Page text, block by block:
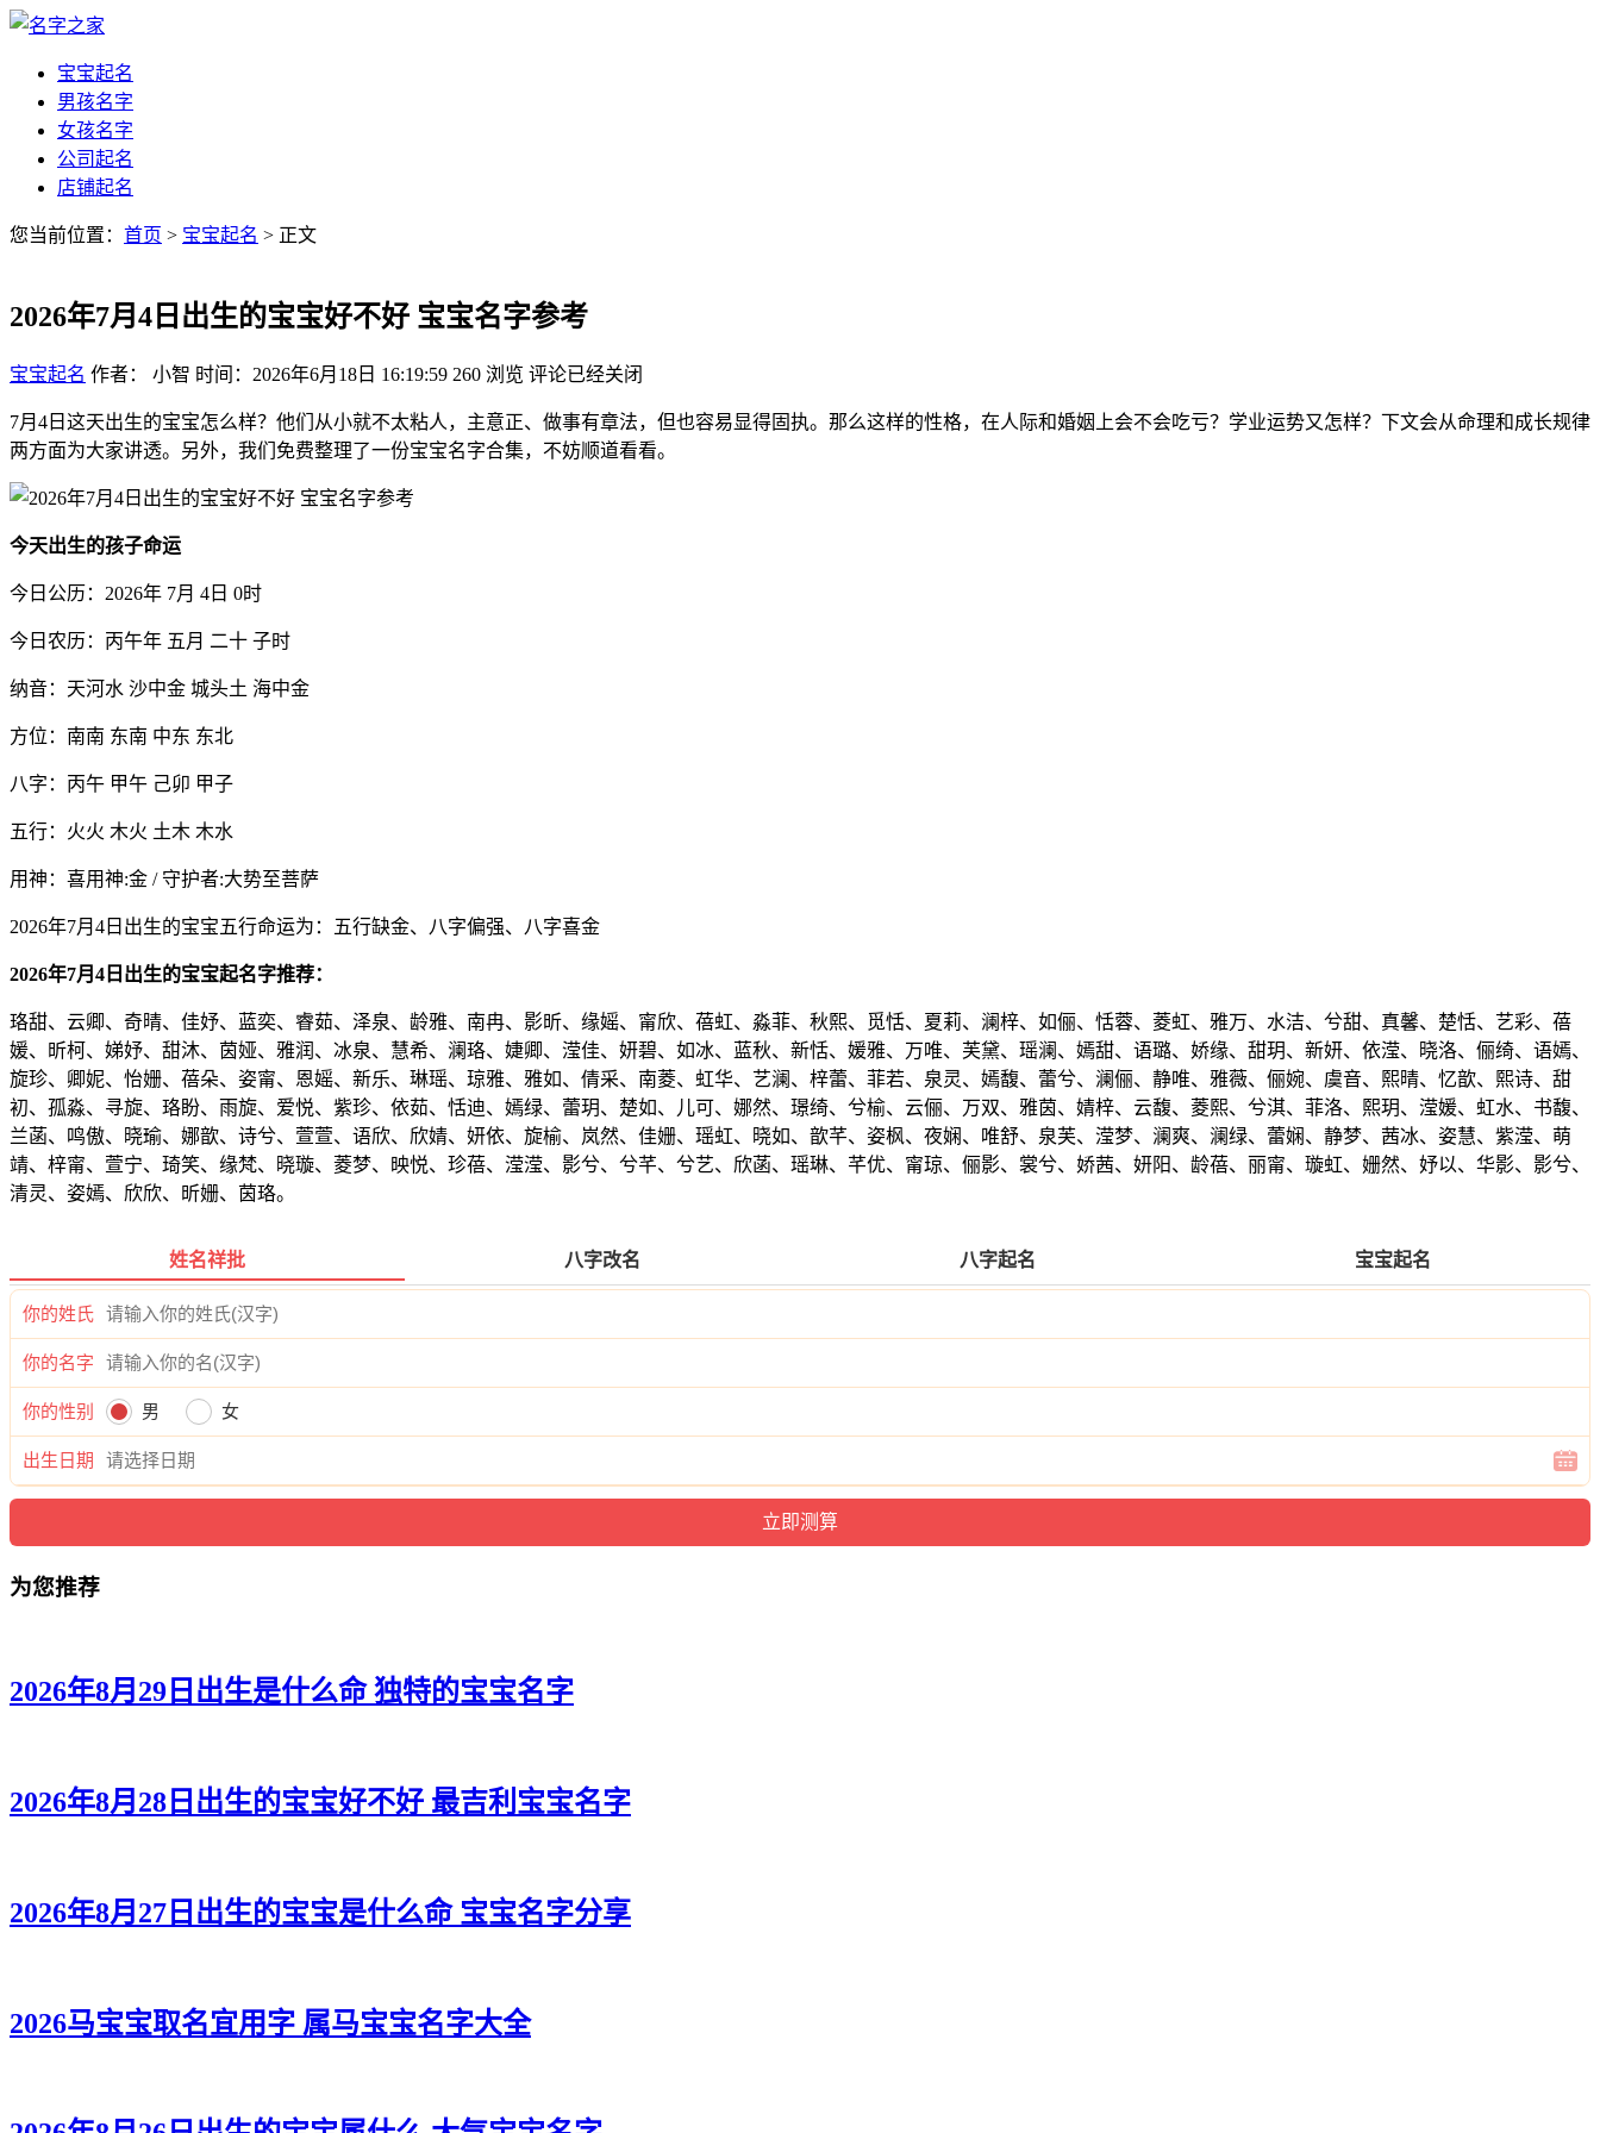
宝宝起名
男孩名字
女孩名字
公司起名
店铺起名
您当前位置： 首页 > 宝宝起名 > 正文
2026年7月4日出生的宝宝好不好 宝宝名字参考
宝宝起名 作者： 小智 时间：2026年6月18日 16:19:59 260 浏览 评论已经关闭
7月4日这天出生的宝宝怎么样？他们从小就不太粘人，主意正、做事有章法，但也容易显得固执。那么这样的性格，在人际和婚姻上会不会吃亏？学业运势又怎样？下文会从命理和成长规律
两方面为大家讲透。另外，我们免费整理了一份宝宝名字合集，不妨顺道看看。
今天出生的孩子命运
今日公历：2026年 7月 4日 0时
今日农历：丙午年 五月 二十 子时
纳音：天河水 沙中金 城头土 海中金
方位：南南 东南 中东 东北
八字：丙午 甲午 己卯 甲子
五行：火火 木火 土木 木水
用神：喜用神:金 / 守护者:大势至菩萨
2026年7月4日出生的宝宝五行命运为：五行缺金、八字偏强、八字喜金
2026年7月4日出生的宝宝起名字推荐：
珞甜、云卿、奇晴、佳妤、蓝奕、睿茹、泽泉、龄雅、南冉、影昕、缘媱、甯欣、蓓虹、淼菲、秋熙、觅恬、夏莉、澜梓、如俪、恬蓉、菱虹、雅万、水洁、兮甜、真馨、楚恬、艺彩、蓓
媛、昕柯、娣妤、甜沐、茵娅、雅润、冰泉、慧希、澜珞、婕卿、滢佳、妍碧、如冰、蓝秋、新恬、媛雅、万唯、芙黛、瑶澜、嫣甜、语璐、娇缘、甜玥、新妍、依滢、晓洛、俪绮、语嫣、
旋珍、卿妮、怡姗、蓓朵、姿甯、恩媱、新乐、琳瑶、琼雅、雅如、倩采、南菱、虹华、艺澜、梓蕾、菲若、泉灵、嫣馥、蕾兮、澜俪、静唯、雅薇、俪婉、虞音、熙晴、忆歆、熙诗、甜
初、孤淼、寻旋、珞盼、雨旋、爱悦、紫珍、依茹、恬迪、嫣绿、蕾玥、楚如、儿可、娜然、璟绮、兮榆、云俪、万双、雅茵、婧梓、云馥、菱熙、兮淇、菲洛、熙玥、滢媛、虹水、书馥、
兰菡、鸣傲、晓瑜、娜歆、诗兮、萱萱、语欣、欣婧、妍依、旋榆、岚然、佳姗、瑶虹、晓如、歆芊、姿枫、夜娴、唯舒、泉芙、滢梦、澜爽、澜绿、蕾娴、静梦、茜冰、姿慧、紫滢、萌
靖、梓甯、萱宁、琦笑、缘梵、晓璇、菱梦、映悦、珍蓓、滢滢、影兮、兮芊、兮艺、欣菡、瑶琳、芊优、甯琼、俪影、裳兮、娇茜、妍阳、龄蓓、丽甯、璇虹、姗然、妤以、华影、影兮、
清灵、姿嫣、欣欣、昕姗、茵珞。
姓名祥批 八字改名 八字起名 宝宝起名
你的姓氏
你的名字
你的性别 男 女
出生日期
为您推荐
2026年8月29日出生是什么命 独特的宝宝名字
2026年8月28日出生的宝宝好不好 最吉利宝宝名字
2026年8月27日出生的宝宝是什么命 宝宝名字分享
2026马宝宝取名宜用字 属马宝宝名字大全